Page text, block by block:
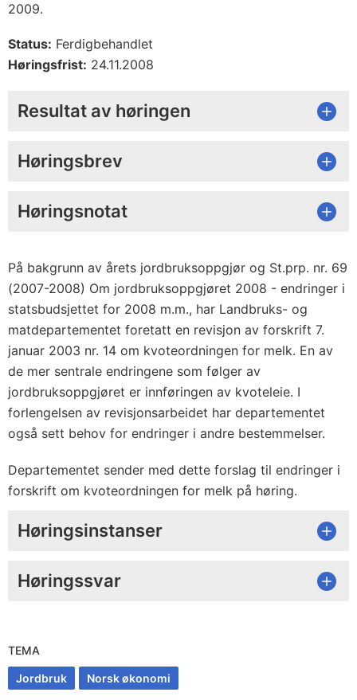
2009.
Status: Ferdigbehandlet
Høringsfrist: 24.11.2008
Resultat av høringen
Høringsbrev
Høringsnotat
På bakgrunn av årets jordbruksoppgjør og St.prp. nr. 69
(2007-2008) Om jordbruksoppgjøret 2008 - endringer i
statsbudsjettet for 2008 m.m., har Landbruks- og
matdepartementet foretatt en revisjon av forskrift 7.
januar 2003 nr. 14 om kvoteordningen for melk. En av
de mer sentrale endringene som følger av
jordbruksoppgjøret er innføringen av kvoteleie. I
forlengelsen av revisjonsarbeidet har departementet
også sett behov for endringer i andre bestemmelser.
Departementet sender med dette forslag til endringer i
forskrift om kvoteordningen for melk på høring.
Høringsinstanser
Høringssvar
TEMA
Jordbruk Norsk økonomi